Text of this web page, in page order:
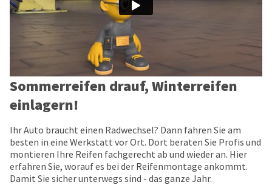
Sommerreifen drauf, Winterreifen
einlagern!
Ihr Auto braucht einen Radwechsel? Dann fahren Sie am
besten in eine Werkstatt vor Ort. Dort beraten Sie Profis und
montieren Ihre Reifen fachgerecht ab und wieder an. Hier
erfahren Sie, worauf es bei der Reifenmontage ankommt.
Damit Sie sicher unterwegs sind - das ganze Jahr.